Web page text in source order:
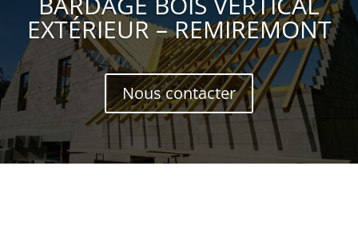
EXTÉRIEUR – REMIREMONT
Nous contacter